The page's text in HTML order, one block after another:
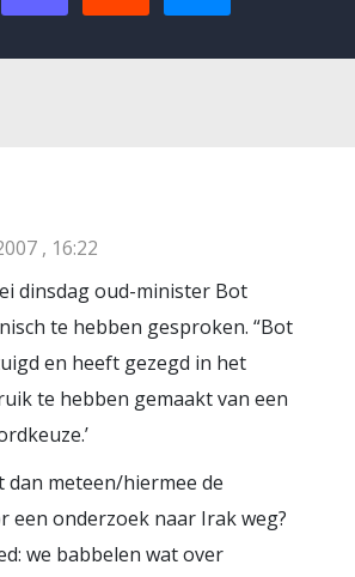
, 16:22
dinsdag oud-minister Bot
te hebben gesproken. “Bot
en heeft gezegd in het
te hebben gemaakt van een
dan meteen/hiermee de
een onderzoek naar Irak weg?
we babbelen wat over